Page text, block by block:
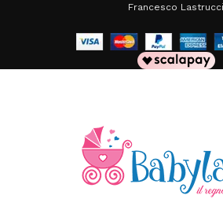
Francesco Lastrucci